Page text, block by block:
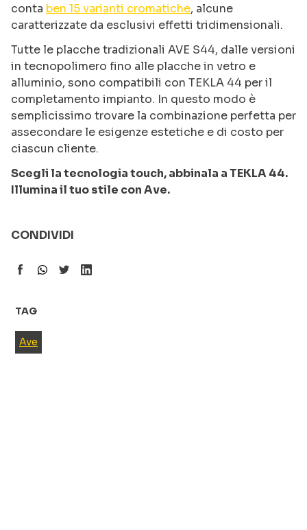
conta ben 15 varianti cromatiche, alcune
caratterizzate da esclusivi effetti tridimensionali.
Tutte le placche tradizionali AVE S44, dalle versioni
in tecnopolimero fino alle placche in vetro e
alluminio, sono compatibili con TEKLA 44 per il
completamento impianto. In questo modo è
semplicissimo trovare la combinazione perfetta per
assecondare le esigenze estetiche e di costo per
ciascun cliente.
Scegli la tecnologia touch, abbinala a TEKLA 44.
Illumina il tuo stile con Ave.
CONDIVIDI
TAG
Ave